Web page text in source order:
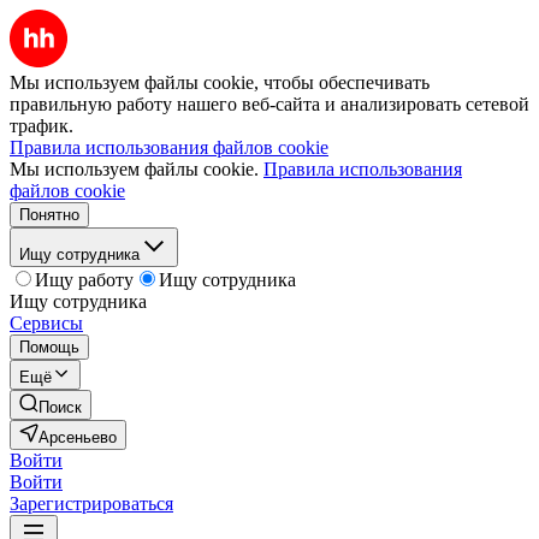
Мы используем файлы cookie, чтобы обеспечивать
правильную работу нашего веб-сайта и анализировать сетевой
трафик.
Правила использования файлов cookie
Мы используем файлы cookie. Правила использования
файлов cookie
Понятно
Ищу сотрудника
Ищу работу
Ищу сотрудника
Ищу сотрудника
Сервисы
Помощь
Ещё
Поиск
Арсеньево
Войти
Войти
Зарегистрироваться